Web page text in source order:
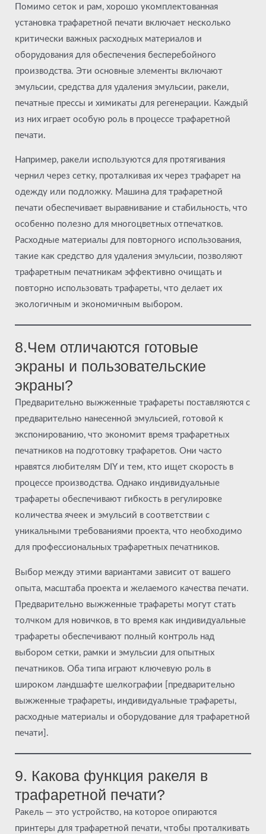
Помимо сеток и рам, хорошо укомплектованная
установка трафаретной печати включает несколько
критически важных расходных материалов и
оборудования для обеспечения бесперебойного
производства. Эти основные элементы включают
эмульсии, средства для удаления эмульсии, ракели,
печатные прессы и химикаты для регенерации. Каждый
из них играет особую роль в процессе трафаретной
печати.
Например, ракели используются для протягивания
чернил через сетку, проталкивая их через трафарет на
одежду или подложку. Машина для трафаретной
печати обеспечивает выравнивание и стабильность, что
особенно полезно для многоцветных отпечатков.
Расходные материалы для повторного использования,
такие как средство для удаления эмульсии, позволяют
трафаретным печатникам эффективно очищать и
повторно использовать трафареты, что делает их
экологичным и экономичным выбором.
8.Чем отличаются готовые
экраны и пользовательские
экраны?
Предварительно выжженные трафареты поставляются с
предварительно нанесенной эмульсией, готовой к
экспонированию, что экономит время трафаретных
печатников на подготовку трафаретов. Они часто
нравятся любителям DIY и тем, кто ищет скорость в
процессе производства. Однако индивидуальные
трафареты обеспечивают гибкость в регулировке
количества ячеек и эмульсий в соответствии с
уникальными требованиями проекта, что необходимо
для профессиональных трафаретных печатников.
Выбор между этими вариантами зависит от вашего
опыта, масштаба проекта и желаемого качества печати.
Предварительно выжженные трафареты могут стать
толчком для новичков, в то время как индивидуальные
трафареты обеспечивают полный контроль над
выбором сетки, рамки и эмульсии для опытных
печатников. Оба типа играют ключевую роль в
широком ландшафте шелкографии [предварительно
выжженные трафареты, индивидуальные трафареты,
расходные материалы и оборудование для трафаретной
печати].
9. Какова функция ракеля в
трафаретной печати?
Ракель — это устройство, на которое опираются
принтеры для трафаретной печати, чтобы проталкивать